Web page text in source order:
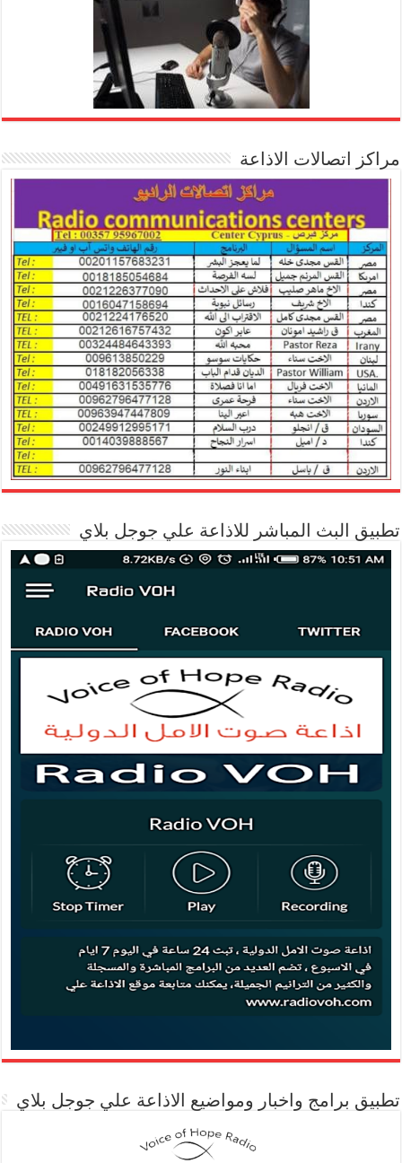
مراكز اتصالات الاذاعة
تطبيق البث المباشر للاذاعة علي جوجل بلاي
تطبيق برامج واخبار ومواضيع الاذاعة علي جوجل بلاي